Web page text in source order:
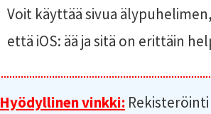
Voit käyttää sivua
että iOS: ää ja sitä on erittäin
Hyödyllinen vinkki: